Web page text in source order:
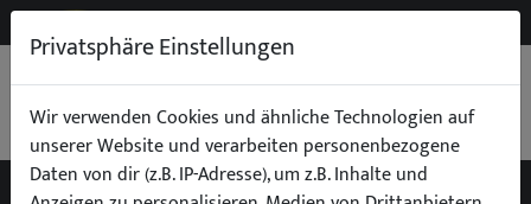
0,00 €
Privatsphäre Einstellungen
Wir verwenden Cookies und ähnliche Technologien auf
unserer Website und verarbeiten personenbezogene
Daten von dir (z.B. IP-Adresse), um z.B. Inhalte und